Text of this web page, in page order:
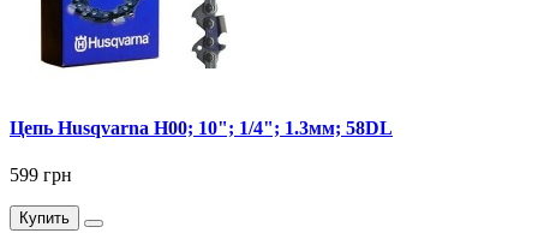
Цепь Husqvarna Н00; 10"; 1/4"; 1.3мм; 58DL
599 грн
Купить